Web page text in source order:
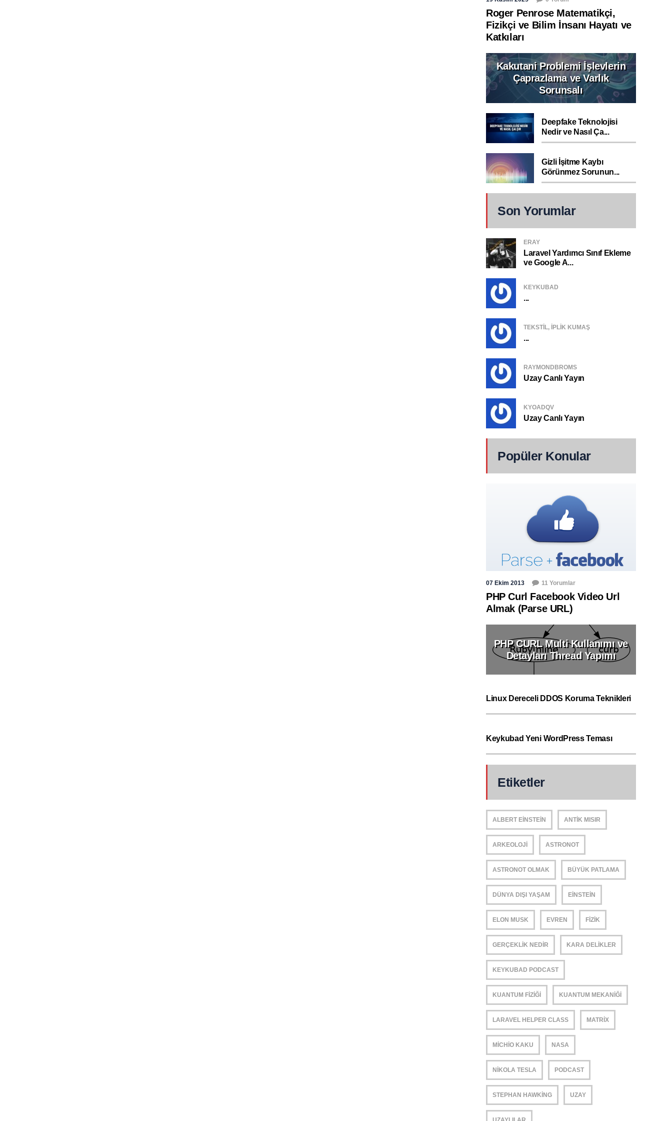
Roger Penrose Matematikçi,
Fizikçi ve Bilim İnsanı Hayatı ve
Katkıları
Kakutani Problemi İşlevlerin
Çaprazlama ve Varlık
Sorunsalı
Deepfake Teknolojisi
Nedir ve Nasıl Ça...
Gizli İşitme Kaybı
Görünmez Sorunun...
Son Yorumlar
ERAY
Laravel Yardımcı Sınıf Ekleme
ve Google A...
KEYKUBAD
...
TEKSTIL, IPLIK KUMAŞ
...
RAYMONDBROMS
Uzay Canlı Yayın
KYOADQV
Uzay Canlı Yayın
Popüler Konular
07 Ekim 2013 11 Yorumlar
PHP Curl Facebook Video Url
Almak (Parse URL)
PHP CURL Multi Kullanımı ve
Detayları Thread Yapımı
Linux Dereceli DDOS Koruma Teknikleri
Keykubad Yeni WordPress Teması
Etiketler
ALBERT EINSTEIN ANTIK MISIR
ARKEOLOJI ASTRONOT
ASTRONOT OLMAK BÜYÜK PATLAMA
DÜNYA DIŞI YAŞAM EINSTEIN
ELON MUSK EVREN FIZIK
GERÇEKLIK NEDIR KARA DELIKLER
KEYKUBAD PODCAST
KUANTUM FIZIĞI KUANTUM MEKANIĞI
LARAVEL HELPER CLASS MATRIX
MICHIO KAKU NASA
NIKOLA TESLA PODCAST
STEPHAN HAWKING UZAY